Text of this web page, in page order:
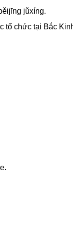
jǔxíng.
tổ chức tại Bắc